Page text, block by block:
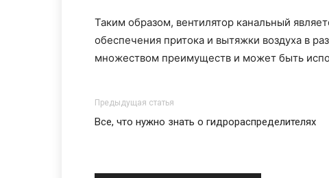
Таким образом, вентилятор канальный
обеспечения притока и вытяжки воздуха в
множеством преимуществ и может быть
Предыдущая статья
Все, что нужно знать о гидрораспределителях